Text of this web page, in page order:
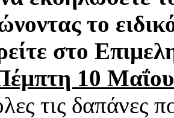
το
στο
10
τις δαπάνες